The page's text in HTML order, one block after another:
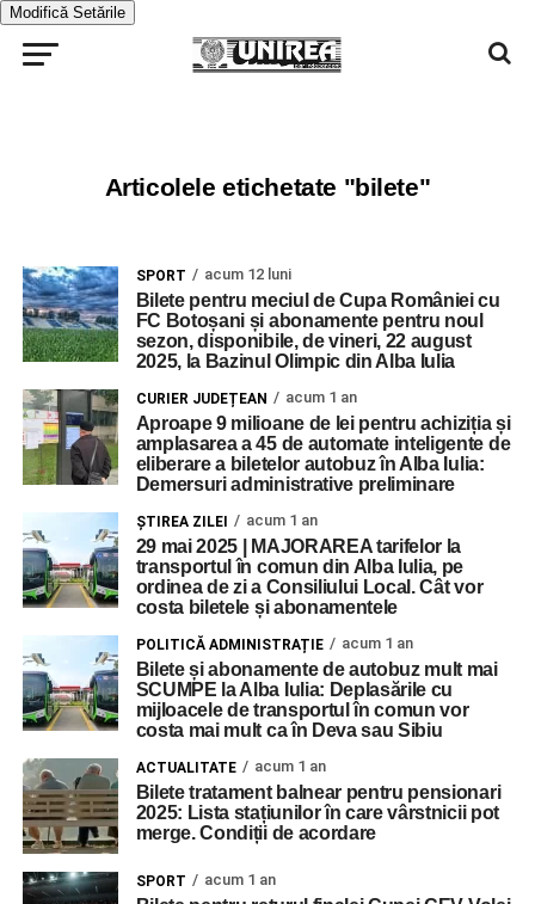
Modifică Setările
Articolele etichetate "bilete"
SPORT acum 12 luni
Bilete pentru meciul de Cupa României cu
FC Botoșani și abonamente pentru noul
sezon, disponibile, de vineri, 22 august
2025, la Bazinul Olimpic din Alba Iulia
CURIER JUDEȚEAN acum 1 an
Aproape 9 milioane de lei pentru achiziția și
amplasarea a 45 de automate inteligente de
eliberare a biletelor autobuz în Alba Iulia:
Demersuri administrative preliminare
ŞTIREA ZILEI acum 1 an
29 mai 2025 | MAJORAREA tarifelor la
transportul în comun din Alba Iulia, pe
ordinea de zi a Consiliului Local. Cât vor
costa biletele și abonamentele
POLITICĂ ADMINISTRAȚIE acum 1 an
Bilete și abonamente de autobuz mult mai
SCUMPE la Alba Iulia: Deplasările cu
mijloacele de transportul în comun vor
costa mai mult ca în Deva sau Sibiu
ACTUALITATE acum 1 an
Bilete tratament balnear pentru pensionari
2025: Lista stațiunilor în care vârstnicii pot
merge. Condiții de acordare
SPORT acum 1 an